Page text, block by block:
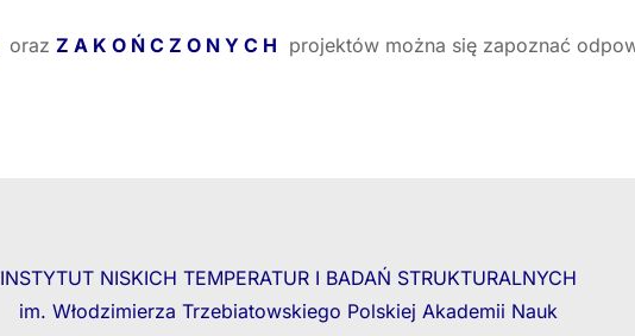
oraz Z A K O Ń C Z O N Y C H projektów można się zapoznać
INSTYTUT NISKICH TEMPERATUR I BADAŃ STRUKTURALNYCH
im. Włodzimierza Trzebiatowskiego Polskiej Akademii Nauk